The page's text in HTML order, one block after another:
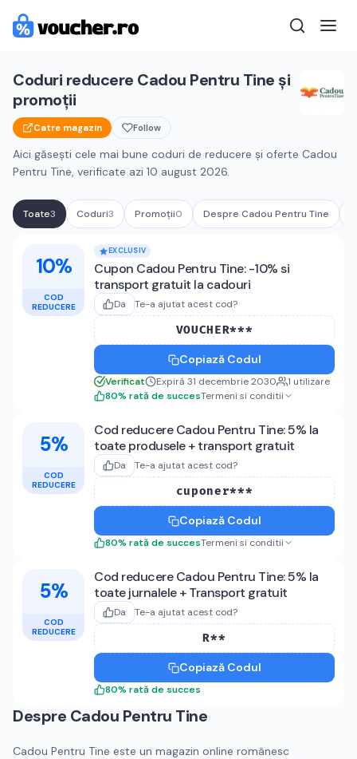
Coduri reducere Cadou Pentru Tine și
promoții
Catre magazin Follow
Aici găsești cele mai bune coduri de reducere și oferte Cadou
Pentru Tine, verificate azi 10 august 2026.
Toate3 Coduri3 Promoții0 Despre Cadou Pentru Tine
Cupoane active
10%
COD
REDUCERE
EXCLUSIV
Cupon Cadou Pentru Tine: -10% si
transport gratuit la cadouri
Da Te-a ajutat acest cod?
VOUCHER***
Copiază Codul
Verificat Expiră 31 decembrie 2030 1 utilizare
80% rată de succesTermeni si conditii
5%
COD
REDUCERE
Cod reducere Cadou Pentru Tine: 5% la
toate produsele + transport gratuit
Da Te-a ajutat acest cod?
cuponer***
Copiază Codul
80% rată de succesTermeni si conditii
5%
COD
REDUCERE
Cod reducere Cadou Pentru Tine: 5% la
toate jurnalele + Transport gratuit
Da Te-a ajutat acest cod?
R**
Copiază Codul
80% rată de succes
Despre Cadou Pentru Tine
Cadou Pentru Tine este un magazin online românesc